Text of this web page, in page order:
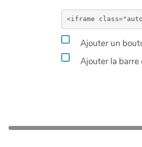
Ajouter un
Ajouter la barre